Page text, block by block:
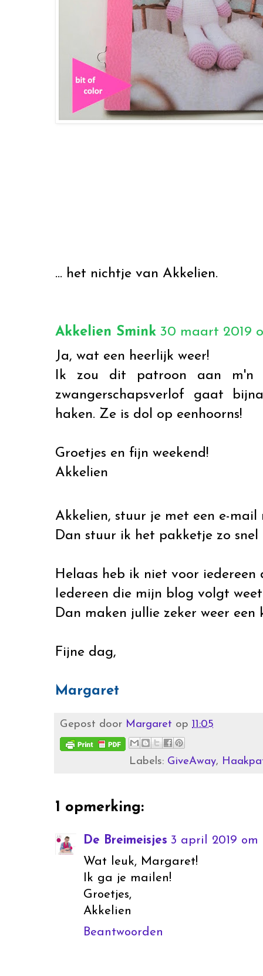
... het nichtje van Akkelien.
Akkelien Smink 30 maart 2019
Ja, wat een heerlijk weer!
Ik zou dit patroon aan m'n
zwangerschapsverlof gaat
haken. Ze is dol op eenhoorns!
Groetjes en fijn weekend!
Akkelien
Akkelien, stuur je met een e-mail
Dan stuur ik het pakketje zo
Helaas heb ik niet voor iedereen
Iedereen die mijn blog volgt
Dan maken jullie zeker weer een
Fijne dag,
Margaret
Gepost door Margaret op 11:05
Labels: GiveAway,
1 opmerking:
De Breimeisjes 3 april 2019 om
Wat leuk, Margaret!
Ik ga je mailen!
Groetjes,
Akkelien
Beantwoorden